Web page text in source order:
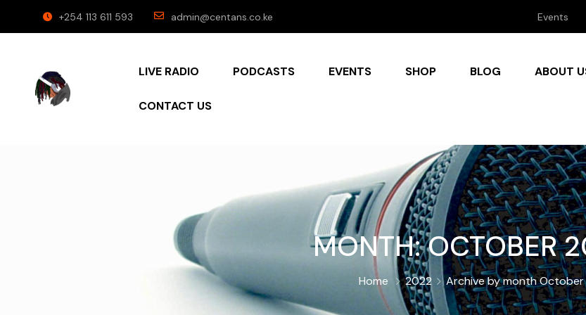
+254 113 611 593 admin@centans.co.ke Events
LIVE RADIO PODCASTS EVENTS SHOP BLOG ABOUT
CONTACT US
MONTH:OCTOBER
Home 2022 Archive by month October